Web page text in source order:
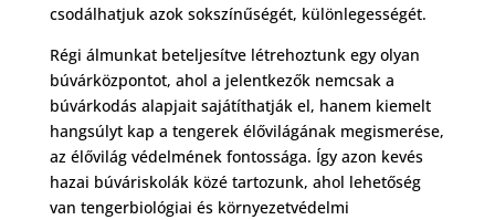
csodálhatjuk azok sokszínűségét, különlegességét.
Régi álmunkat beteljesítve létrehoztunk egy olyan
búvárközpontot, ahol a jelentkezők nemcsak a
búvárkodás alapjait sajátíthatják el, hanem kiemelt
hangsúlyt kap a tengerek élővilágának megismerése,
az élővilág védelmének fontossága. Így azon kevés
hazai búváriskolák közé tartozunk, ahol lehetőség
van tengerbiológiai és környezetvédelmi